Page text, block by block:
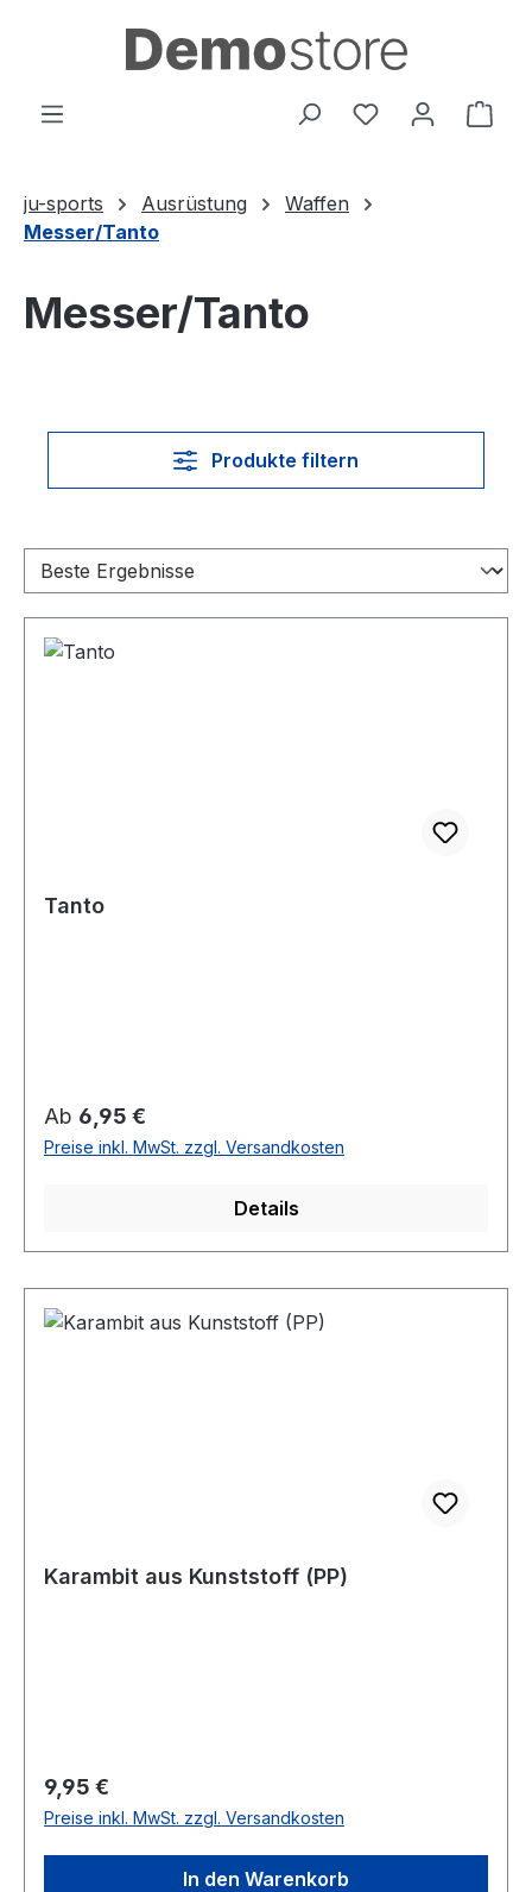
Zum Hauptinhalt springen
Du hast 0
ju-sports Ausrüstung
Waffen
Messer/Tanto
Messer/Tanto
Produkte filtern
Tanto
Regulärer Preis:
Ab 6,95 €
Preise inkl. MwSt. zzgl. Versandkosten
Details
Karambit aus Kunststoff (PP)
Regulärer Preis:
9,95 €
Preise inkl. MwSt. zzgl. Versandkosten
In den Warenkorb